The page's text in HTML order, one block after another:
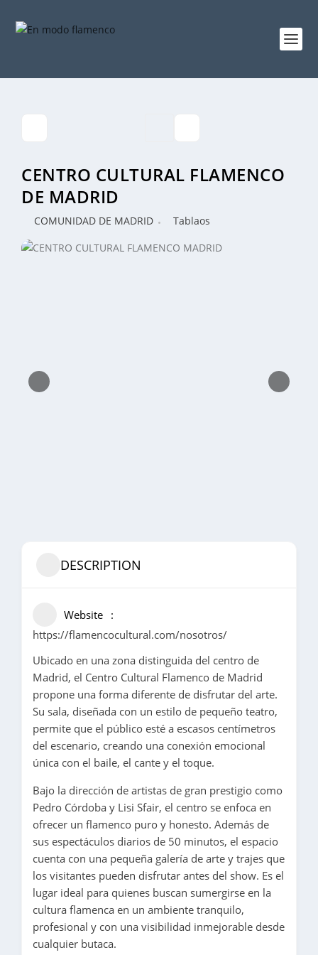
CENTRO CULTURAL FLAMENCO
DE MADRID
COMUNIDAD DE MADRID Tablaos
DESCRIPTION
Website
https://flamencocultural.com/nosotros/
Ubicado en una zona distinguida del centro de
Madrid, el Centro Cultural Flamenco de Madrid
propone una forma diferente de disfrutar del arte.
Su sala, diseñada con un estilo de pequeño teatro,
permite que el público esté a escasos centímetros
del escenario, creando una conexión emocional
única con el baile, el cante y el toque.
Bajo la dirección de artistas de gran prestigio como
Pedro Córdoba y Lisi Sfair, el centro se enfoca en
ofrecer un flamenco puro y honesto. Además de
sus espectáculos diarios de 50 minutos, el espacio
cuenta con una pequeña galería de arte y trajes que
los visitantes pueden disfrutar antes del show. Es el
lugar ideal para quienes buscan sumergirse en la
cultura flamenca en un ambiente tranquilo,
profesional y con una visibilidad inmejorable desde
cualquier butaca.